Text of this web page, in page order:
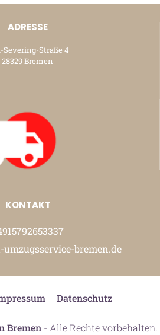
ADRESSE
Severing-Straße 4
28329 Bremen
KONTAKT
bremen.de
Bremen- Alle Rechte vorbehalten.
| Datenschutz